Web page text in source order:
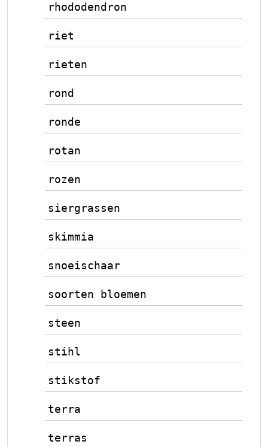
rhododendron
riet
rieten
rond
ronde
rotan
rozen
siergrassen
skimmia
snoeischaar
soorten bloemen
steen
stihl
stikstof
terra
terras